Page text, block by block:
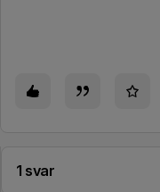
1 svar